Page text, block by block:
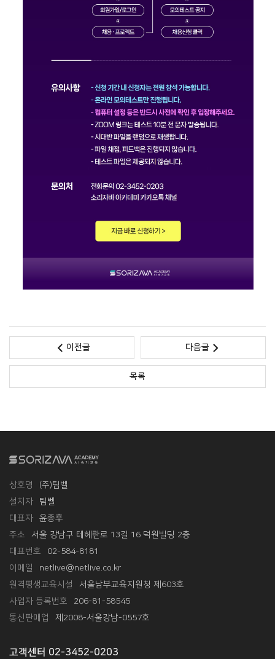
이전글 다음글
목록
상호명
(주)팀벨
설치자
팀벨
대표자
윤종후
주소
서울 강남구 테헤란로 13길 16 덕원빌딩 2층
대표번호
02-584-8181
이메일
netlive@netlive.co.kr
원격평생교육시설
서울남부교육지원청 제603호
사업자 등록번호
206-81-58545
통신판매업
제2008-서울강남-0557호
고객센터 02-3452-0203